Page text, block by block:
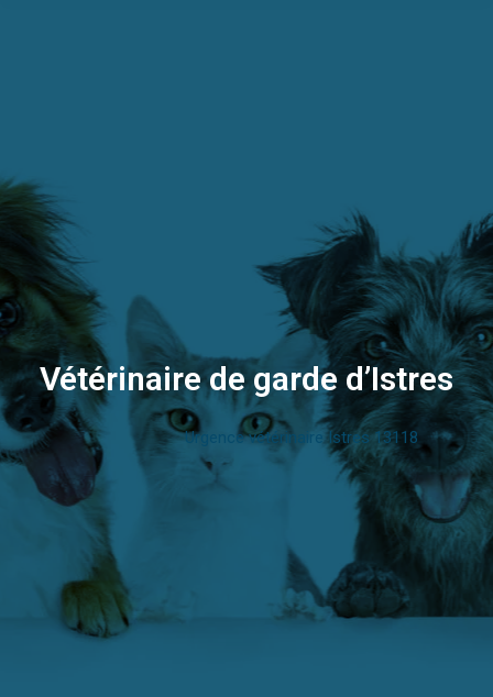
Urgence vétérinaire Istres 13118
Vous êtes ici :
Vétérinaire de garde d’Istres